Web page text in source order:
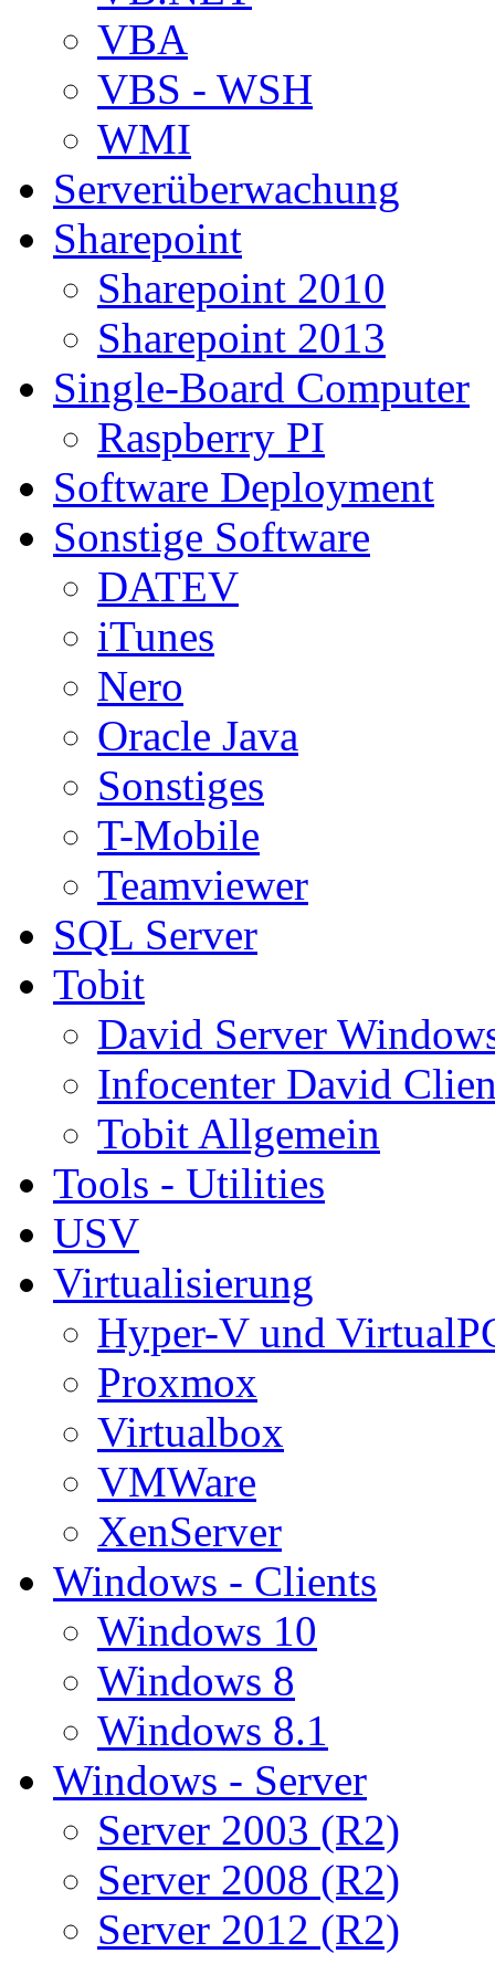
VBA
VBS - WSH
WMI
Serverüberwachung
Sharepoint
Sharepoint 2010
Sharepoint 2013
Single-Board Computer
Raspberry PI
Software Deployment
Sonstige Software
DATEV
iTunes
Nero
Oracle Java
Sonstiges
T-Mobile
Teamviewer
SQL Server
Tobit
David Server
Infocenter David
Tobit Allgemein
Tools - Utilities
USV
Virtualisierung
Hyper-V und
Proxmox
Virtualbox
VMWare
XenServer
Windows - Clients
Windows 10
Windows 8
Windows 8.1
Windows - Server
Server 2003 (R2)
Server 2008 (R2)
Server 2012 (R2)